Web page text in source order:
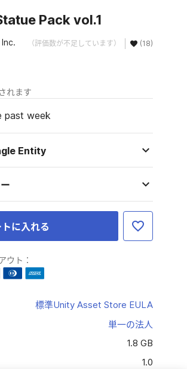
Pack vol.1
（評価数が不足しています） (18)
れます
past week
Entity
に入れる
ウト：
標準Unity Asset Store EULA
単一の法人
1.8 GB
1.0